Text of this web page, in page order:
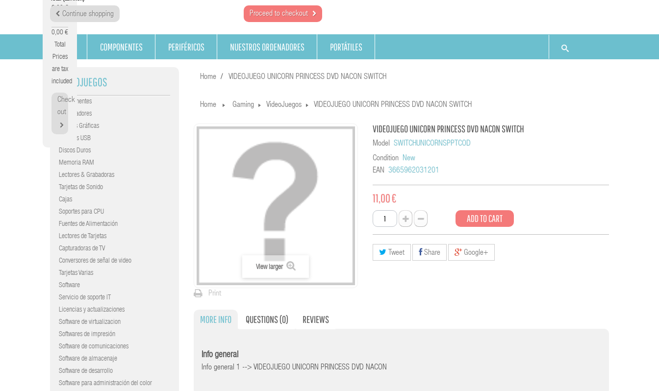
0,00 €
0,00 €
Total
Prices
are tax
included
Check
out
Continue shopping Proceed to checkout
COMPONENTES PERIFÉRICOS NUESTROS ORDENADORES PORTÁTILES
VIDEOJUEGOS
Componentes
Procesadores
Tarjetas Gráficas
Gráficas USB
Discos Duros
Memoria RAM
Lectores & Grabadoras
Tarjetas de Sonido
Cajas
Soportes para CPU
Fuentes de Alimentación
Lectores de Tarjetas
Capturadoras de TV
Conversores de señal de video
Tarjetas Varias
Software
Servicio de soporte IT
Licencias y actualizaciones
Software de virtualizacion
Softwares de impresión
Software de comunicaciones
Software de almacenaje
Software de desarrollo
Software para administración del color
Home VIDEOJUEGO UNICORN PRINCESS DVD NACON SWITCH
Home Gaming VideoJuegos VIDEOJUEGO UNICORN PRINCESS DVD NACON SWITCH
View larger
Print
VIDEOJUEGO UNICORN PRINCESS DVD NACON SWITCH
Model SWITCHUNICORNSPPTCOD
Condition New
EAN 3665962031201
11,00 €
ADD TO CART
Tweet Share Google+
MORE INFO QUESTIONS(0) REVIEWS
Info general
Info general 1 --> VIDEOJUEGO UNICORN PRINCESS DVD NACON